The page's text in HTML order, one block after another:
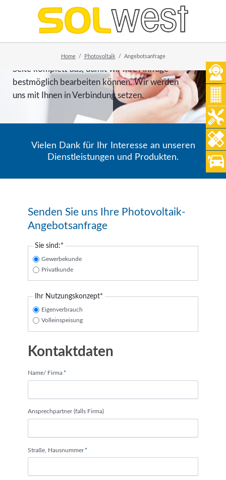
Home Photovoltaik Angebotsanfrage
Angebotsanfrage Photovoltaik
Vielen Dank für Ihr Interesse an unseren
Photovoltaik-Dienstleistungen.
Bitte füllen Sie das folgende Formular auf dieser
Seite komplett aus, damit wir Ihre Anfrage
bestmöglich bearbeiten können. Wir werden
uns mit Ihnen in Verbindung setzen.
Vielen Dank für Ihr Interesse an unseren
Dienstleistungen und Produkten.
Senden Sie uns Ihre Photovoltaik-
Angebotsanfrage
Pflichtfeld
Sie sind:*
Gewerbekunde
Privatkunde
Pflichtfeld
Ihr Nutzungskonzept*
Eigenverbrauch
Volleinspeisung
Kontaktdaten
Pflichtfeld
Name/ Firma *
Ansprechpartner (falls Firma)
Pflichtfeld
Straße, Hausnummer *